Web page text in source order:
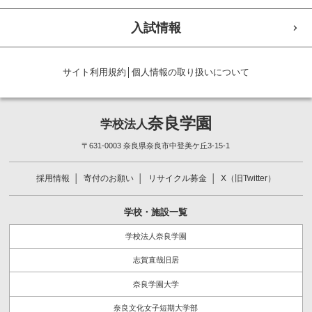
入試情報
サイト利用規約 個人情報の取り扱いについて
学校法人奈良学園
〒631-0003 奈良県奈良市中登美ケ丘3-15-1
採用情報 寄付のお願い リサイクル募金 X（旧Twitter）
学校・施設一覧
学校法人奈良学園
志賀直哉旧居
奈良学園大学
奈良文化女子短期大学部